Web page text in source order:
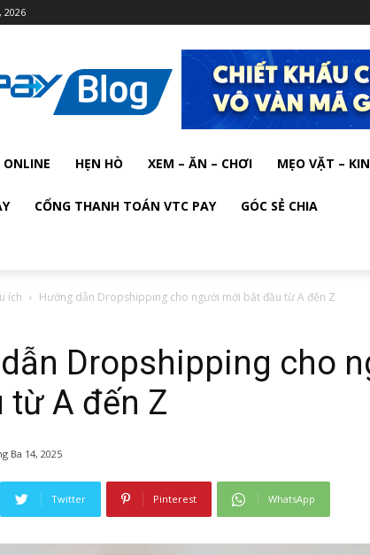
2026
ONLINE HẸN HÒ XEM – ĂN – CHƠI MẸO VẶT –
CỔNG THANH TOÁN VTC PAY GÓC SẺ CHIA
ích Hướng dẫn Dropshipping cho người mới bắt đầu từ A đến Z
Dropshipping cho
từ A đến Z
Ba 14, 2025
Twitter Pinterest WhatsApp